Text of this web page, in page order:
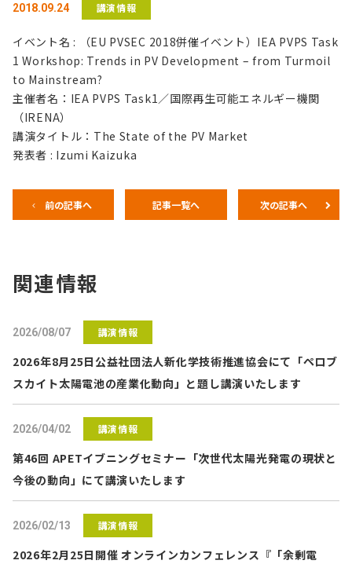
2018.09.24 講演情報
イベント名 : （EU PVSEC 2018併催イベント）IEA PVPS Task
1 Workshop: Trends in PV Development – from Turmoil
to Mainstream?
主催者名：IEA PVPS Task1／国際再生可能エネルギー機関
（IRENA）
講演タイトル：The State of the PV Market
発表者 : Izumi Kaizuka
前の記事へ 記事一覧へ 次の記事へ
関連情報
2026/08/07 講演情報
2026年8月25日公益社団法人新化学技術推進協会にて「ペロブ
スカイト太陽電池の産業化動向」と題し講演いたします
2026/04/02 講演情報
第46回 APETイブニングセミナー「次世代太陽光発電の現状と
今後の動向」にて講演いたします
2026/02/13 講演情報
2026年2月25日開催 オンラインカンフェレンス『「余剰電